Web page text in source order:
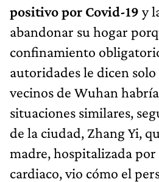
positivo por Covid-19 y
abandonar su hogar
confinamiento
autoridades le dicen solo
vecinos de Wuhan
situaciones similares,
de la ciudad, Zhang Yi,
madre, hospitalizada
cardiaco, vio cómo el